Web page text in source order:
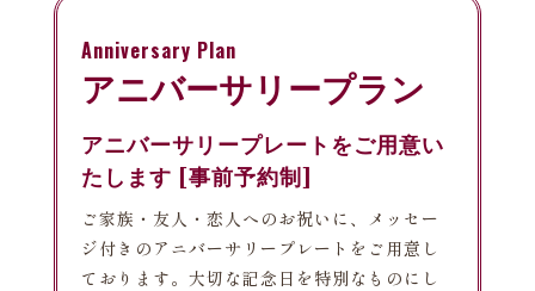
Anniversary Plan
アニバーサリープラン
アニバーサリープレートをご用意い
たします [事前予約制]
ご家族・友人・恋人へのお祝いに、メッセー
ジ付きのアニバーサリープレートをご用意し
ております。大切な記念日を特別なものにし